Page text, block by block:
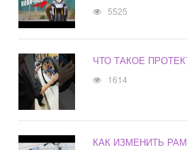
5525
ЧТО ТАКОЕ
1614
КАК ИЗМЕНИТЬ